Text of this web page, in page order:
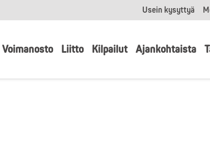
Usein kysyttyä
Voimanosto Liitto Kilpailut Ajankohtaista